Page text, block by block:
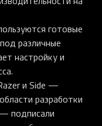
готовые
различные
настройку и
и Side —
разработки
подписали